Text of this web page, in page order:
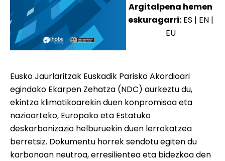
Argitalpena hemen
eskuragarri: ES | EN |
EU
Eusko Jaurlaritzak Euskadik Parisko Akordioari
egindako Ekarpen Zehatza (NDC) aurkeztu du,
ekintza klimatikoarekin duen konpromisoa eta
nazioarteko, Europako eta Estatuko
deskarbonizazio helburuekin duen lerrokatzea
berretsiz. Dokumentu horrek sendotu egiten du
karbonoan neutroa, erresilientea eta bidezkoa den